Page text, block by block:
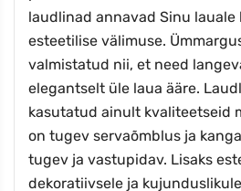
laudlinad annavad Sinu lauale
esteetilise välimuse.
valmistatud nii, et need
elegantselt üle laua ääre.
kasutatud ainult kvaliteetseid
on tugev servaõmblus ja
tugev ja vastupidav. Lisaks
dekoratiivsele ja